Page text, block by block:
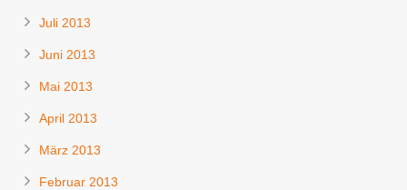
Juli 2013
Juni 2013
Mai 2013
April 2013
März 2013
Februar 2013